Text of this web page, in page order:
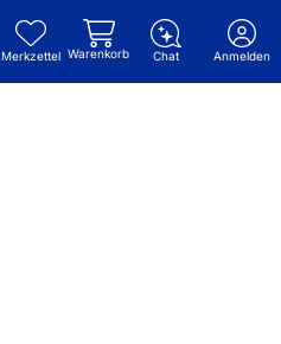
Merkzettel Warenkorb Chat Anmelden